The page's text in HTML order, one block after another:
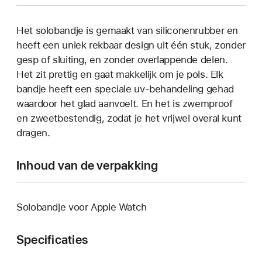
Het solobandje is gemaakt van siliconenrubber en
heeft een uniek rekbaar design uit één stuk, zonder
gesp of sluiting, en zonder overlappende delen.
Het zit prettig en gaat makkelijk om je pols. Elk
bandje heeft een speciale uv-behandeling gehad
waardoor het glad aanvoelt. En het is zwemproof
en zweetbestendig, zodat je het vrijwel overal kunt
dragen.
Inhoud van de verpakking
Solobandje voor Apple Watch
Specificaties